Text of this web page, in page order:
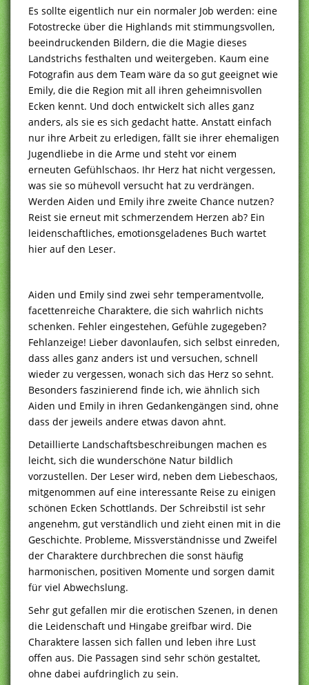
Es sollte eigentlich nur ein normaler Job werden: eine
Fotostrecke über die Highlands mit stimmungsvollen,
beeindruckenden Bildern, die die Magie dieses
Landstrichs festhalten und weitergeben. Kaum eine
Fotografin aus dem Team wäre da so gut geeignet wie
Emily, die die Region mit all ihren geheimnisvollen
Ecken kennt. Und doch entwickelt sich alles ganz
anders, als sie es sich gedacht hatte. Anstatt einfach
nur ihre Arbeit zu erledigen, fällt sie ihrer ehemaligen
Jugendliebe in die Arme und steht vor einem
erneuten Gefühlschaos. Ihr Herz hat nicht vergessen,
was sie so mühevoll versucht hat zu verdrängen.
Werden Aiden und Emily ihre zweite Chance nutzen?
Reist sie erneut mit schmerzendem Herzen ab? Ein
leidenschaftliches, emotionsgeladenes Buch wartet
hier auf den Leser.
Aiden und Emily sind zwei sehr temperamentvolle,
facettenreiche Charaktere, die sich wahrlich nichts
schenken. Fehler eingestehen, Gefühle zugegeben?
Fehlanzeige! Lieber davonlaufen, sich selbst einreden,
dass alles ganz anders ist und versuchen, schnell
wieder zu vergessen, wonach sich das Herz so sehnt.
Besonders faszinierend finde ich, wie ähnlich sich
Aiden und Emily in ihren Gedankengängen sind, ohne
dass der jeweils andere etwas davon ahnt.
Detaillierte Landschaftsbeschreibungen machen es
leicht, sich die wunderschöne Natur bildlich
vorzustellen. Der Leser wird, neben dem Liebeschaos,
mitgenommen auf eine interessante Reise zu einigen
schönen Ecken Schottlands. Der Schreibstil ist sehr
angenehm, gut verständlich und zieht einen mit in die
Geschichte. Probleme, Missverständnisse und Zweifel
der Charaktere durchbrechen die sonst häufig
harmonischen, positiven Momente und sorgen damit
für viel Abwechslung.
Sehr gut gefallen mir die erotischen Szenen, in denen
die Leidenschaft und Hingabe greifbar wird. Die
Charaktere lassen sich fallen und leben ihre Lust
offen aus. Die Passagen sind sehr schön gestaltet,
ohne dabei aufdringlich zu sein.